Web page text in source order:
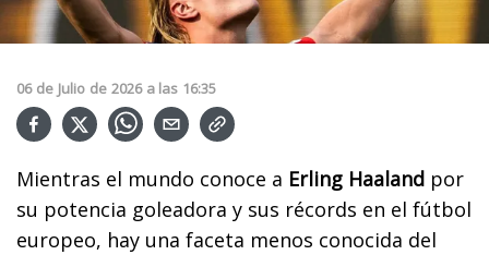
06 de Julio de 2026 a las 16:35
Mientras el mundo conoce a Erling Haaland por
su potencia goleadora y sus récords en el fútbol
europeo, hay una faceta menos conocida del